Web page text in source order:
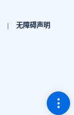
切
无障碍声明